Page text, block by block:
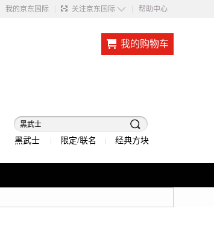
我的京东国际 关注京东国际 ◇ 帮助中心
我的购物车
黑武士 限定/联名 经典方块